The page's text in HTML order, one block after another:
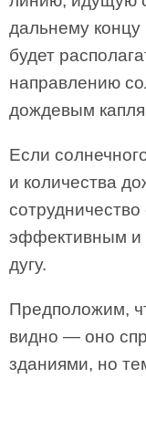
дальнему
будет
направлению
дождевым
Если
и количества
сотрудничество
эффективным и
дугу.
Предположим,
видно — оно
зданиями, но